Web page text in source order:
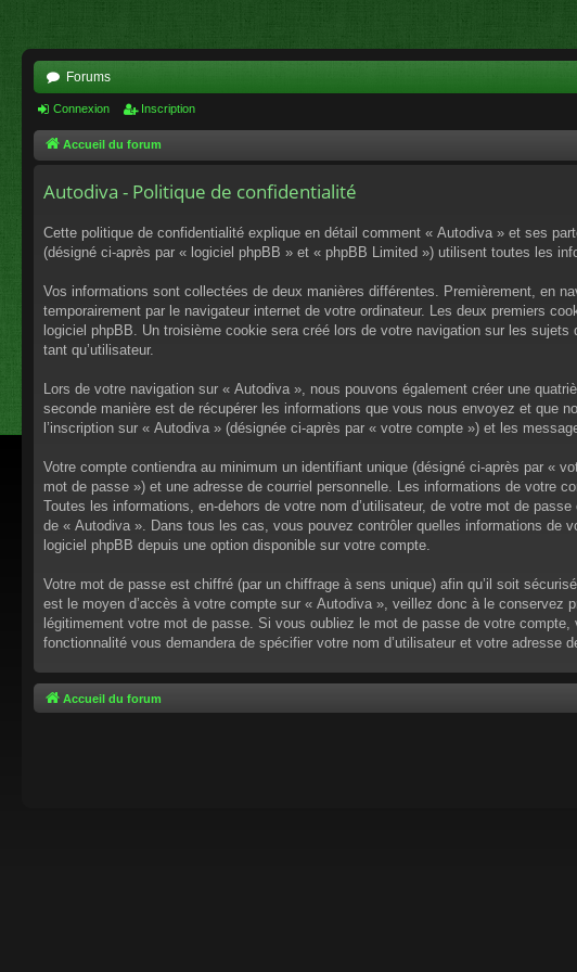
Forums
Connexion Inscription
Accueil du forum
Autodiva - Politique de confidentialité
Cette politique de confidentialité explique en détail comment « Autodiva » et ses
(désigné ci-après par « logiciel phpBB » et « phpBB Limited ») utilisent toutes les
Vos informations sont collectées de deux manières différentes. Premièrement, en
temporairement par le navigateur internet de votre ordinateur. Les deux premiers
logiciel phpBB. Un troisième cookie sera créé lors de votre navigation sur les
tant qu’utilisateur.
Lors de votre navigation sur « Autodiva », nous pouvons également créer une
seconde manière est de récupérer les informations que vous nous envoyez et que
l’inscription sur « Autodiva » (désignée ci-après par « votre compte ») et les
Votre compte contiendra au minimum un identifiant unique (désigné ci-après par «
mot de passe ») et une adresse de courriel personnelle. Les informations de votre
Toutes les informations, en-dehors de votre nom d’utilisateur, de votre mot de
de « Autodiva ». Dans tous les cas, vous pouvez contrôler quelles informations de
logiciel phpBB depuis une option disponible sur votre compte.
Votre mot de passe est chiffré (par un chiffrage à sens unique) afin qu’il soit
est le moyen d’accès à votre compte sur « Autodiva », veillez donc à le
légitimement votre mot de passe. Si vous oubliez le mot de passe de votre
fonctionnalité vous demandera de spécifier votre nom d’utilisateur et votre
Accueil du forum